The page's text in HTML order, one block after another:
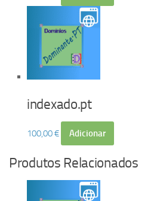
indexado.pt
100,00€ Adicionar
Produtos Relacionados